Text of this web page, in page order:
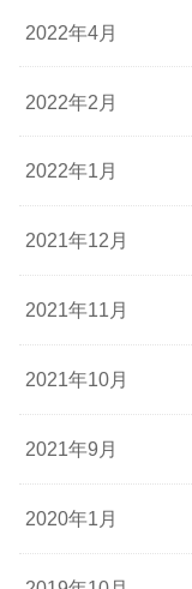
2022年4月
2022年2月
2022年1月
2021年12月
2021年11月
2021年10月
2021年9月
2020年1月